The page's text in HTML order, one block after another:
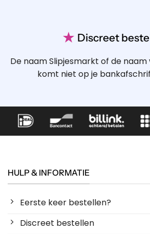
★ Discreet
De naam Slipjesmarkt of de
komt niet op je
HULP & INFORMATIE
Eerste keer bestellen?
Discreet bestellen